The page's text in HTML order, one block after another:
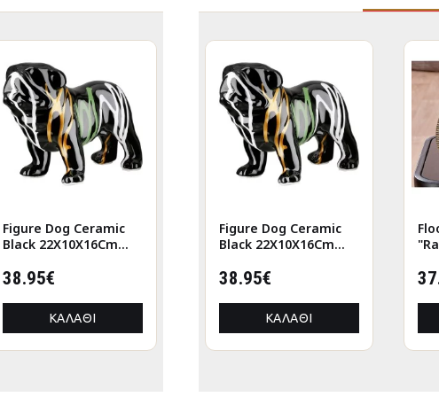
Figure Dog Ceramic
Black 22X10X16Cm
38.95€
ΚΑΛΆΘΙ
Figure Cat Porcelain
White 2 Assorted
9.73€
ΚΑΛΆΘΙ
Figure Dog Ceramic
Black 22X10X16Cm
38.95€
ΚΑΛΆΘΙ